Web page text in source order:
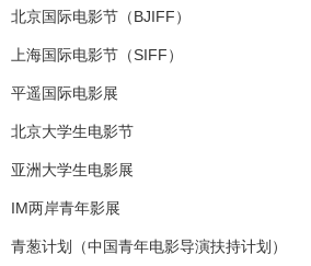
北京国际电影节（ BJIFF ）
上海国际电影节（SIFF ）
平遥国际电影展
北京大学生电影节
亚洲大学生电影展
IM两岸青年影展
青葱计划（中国青年电影导演扶持计划）